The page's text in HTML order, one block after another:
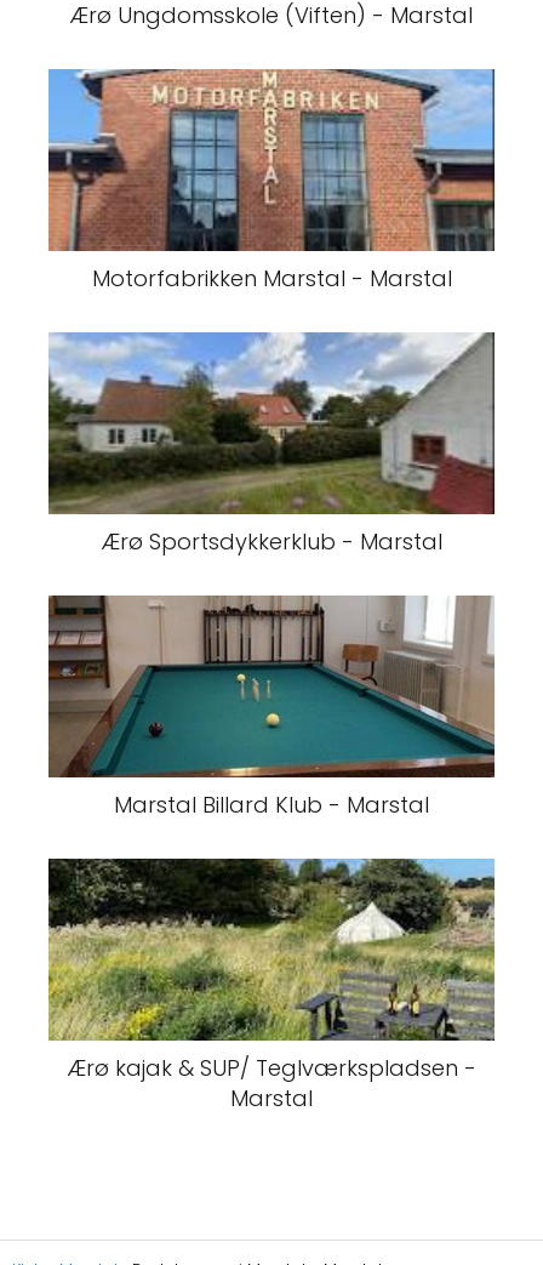
Ærø Ungdomsskole (Viften) - Marstal
Motorfabrikken Marstal - Marstal
Ærø Sportsdykkerklub - Marstal
Marstal Billard Klub - Marstal
Ærø kajak & SUP/ Teglværkspladsen -
Marstal